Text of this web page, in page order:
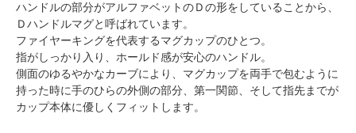
ハンドルの部分がアルファベットのＤの形をしていることから、
Ｄハンドルマグと呼ばれています。
ファイヤーキングを代表するマグカップのひとつ。
指がしっかり入り、ホールド感が安心のハンドル。
側面のゆるやかなカーブにより、マグカップを両手で包むように
持った時に手のひらの外側の部分、第一関節、そして指先までが
カップ本体に優しくフィットします。